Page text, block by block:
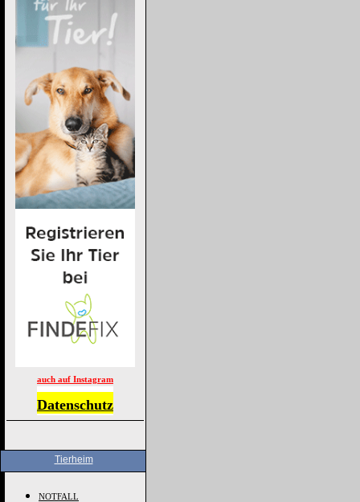
auch auf Instagram
Datenschutz
Tierheim
NOTFALL